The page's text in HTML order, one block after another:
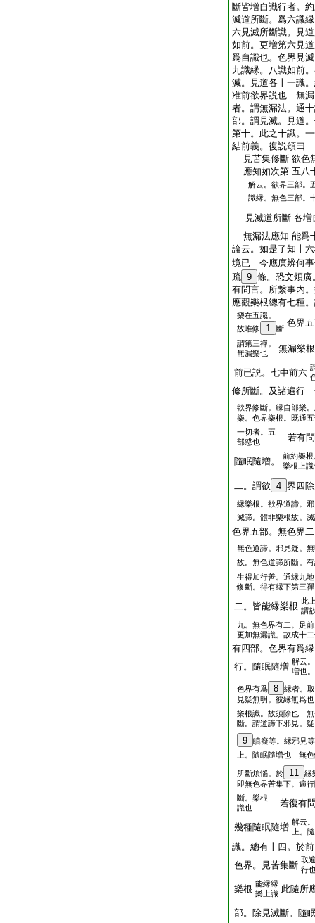
斷皆増自識行者。
滅道所斷。爲六識
六見滅所斷識。見
如前。更増第六見
爲自識也。色界見
九識縁。八識如前
滅。見道各十一識
准前欲界説也 無
者。謂無漏法。通
部。謂見滅。見道
第十。此之十識。
結前義。復説頌曰
見苦集修斷 欲色
應知如次第 五八
解云。欲界三部。
識縁。無色三部。
見滅道所斷 各増
無漏法應知 能爲
論云。如是了知十
境已 今應廣辨何事
疏 9 條。恐文煩廣
有問言。所繋事内
應觀樂根總有七種
樂在五識。
故唯修
1 斷
色界
謂第三禪。
無漏樂也
無漏樂
前已説。七中前六
修所斷。及諸遍行
欲界修斷。縁自部樂
樂。色界樂根。既通
一切者。五
部惑也
若有問
隨眠隨増。
前約樂
樂根上識
二。謂欲 4 界四
縁樂根。欲界道諦。
滅諦。體非樂根故。
色界五部。無色界
無色道諦。邪見疑。
故。無色道諦所斷。
生得加行善。通縁九
修斷。得有縁下第三
二。皆能縁樂根 此
謂
九。無色界有二。足
更加無漏識。故成十
有四部。色界有爲
行。隨眠隨増 解云
増也
色界有爲 8
縁者。
見疑無明。彼縁無爲
樂根識。故須除也 無
斷。謂道諦下邪見。
9
瞋癡等。縁邪見
上。隨眠隨増也 無
所斷煩惱。於 11
縁
即無色界苦集下。遍
斷。樂根
識也
若復有
幾種隨眠隨増 解云
上。
識。總有十四。於
色界。見苦集斷 取
行
樂根 能縁縁
樂上識 此隨所
部。除見滅斷。隨